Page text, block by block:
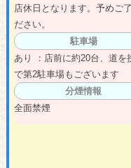
店休日となります。予めご
ださい。
駐車場
あり ：店前に約20台、道を
で第2駐車場もございます
分煙情報
全面禁煙